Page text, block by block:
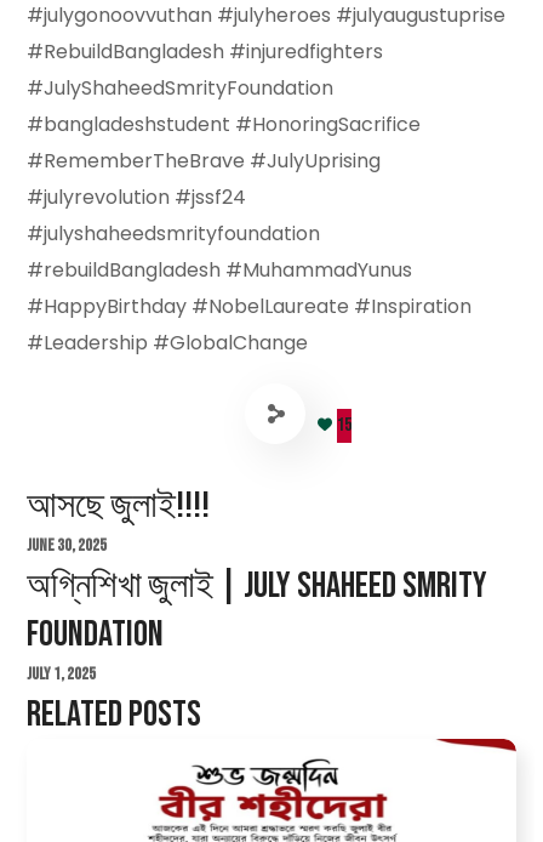
#julygonoovvuthan #julyheroes #julyaugustuprise
#RebuildBangladesh #injuredfighters
#JulyShaheedSmrityFoundation
#bangladeshstudent #HonoringSacrifice
#RememberTheBrave #JulyUprising
#julyrevolution #jssf24
#julyshaheedsmrityfoundation
#rebuildBangladesh #MuhammadYunus
#HappyBirthday #NobelLaureate #Inspiration
#Leadership #GlobalChange
15
আসছে জুলাই!!!!
June 30, 2025
অগ্নিশিখা জুলাই | July Shaheed Smrity
Foundation
July 1, 2025
Related Posts